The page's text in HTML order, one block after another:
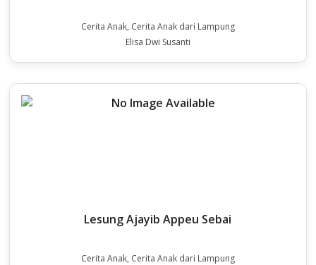
Cerita Anak, Cerita Anak dari Lampung
Elisa Dwi Susanti
Lesung Ajayib Appeu Sebai
Cerita Anak, Cerita Anak dari Lampung